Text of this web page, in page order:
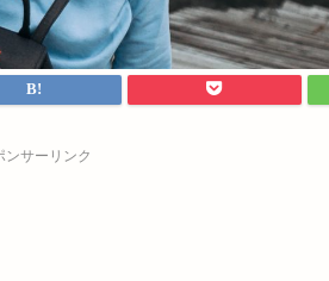
ンサーリンク